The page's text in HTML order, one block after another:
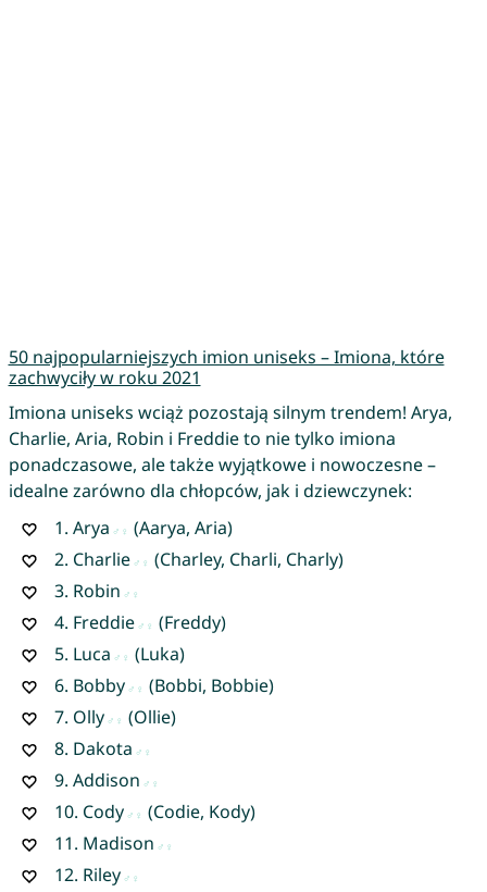
50 najpopularniejszych imion uniseks – Imiona, które
zachwyciły w roku 2021
Imiona uniseks wciąż pozostają silnym trendem! Arya,
Charlie, Aria, Robin i Freddie to nie tylko imiona
ponadczasowe, ale także wyjątkowe i nowoczesne –
idealne zarówno dla chłopców, jak i dziewczynek:
1. Arya
(Aarya, Aria)
2. Charlie
(Charley, Charli, Charly)
3. Robin
4. Freddie
(Freddy)
5. Luca
(Luka)
6. Bobby
(Bobbi, Bobbie)
7. Olly
(Ollie)
8. Dakota
9. Addison
10. Cody
(Codie, Kody)
11. Madison
12. Riley